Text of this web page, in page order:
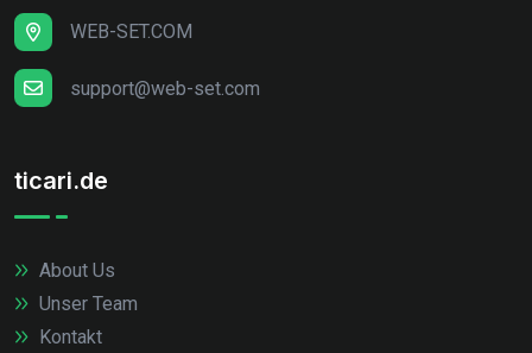
WEB-SET.COM
support@web-set.com
ticari.de
About Us
Unser Team
Kontakt